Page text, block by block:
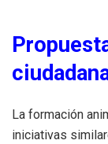
La formación
iniciativas